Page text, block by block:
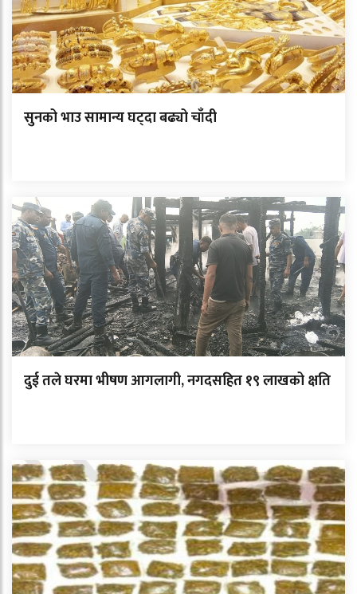
सुनको भाउ सामान्य घट्दा बढ्यो चाँदी
दुई तले घरमा भीषण आगलागी, नगदसहित १९ लाखको क्षति